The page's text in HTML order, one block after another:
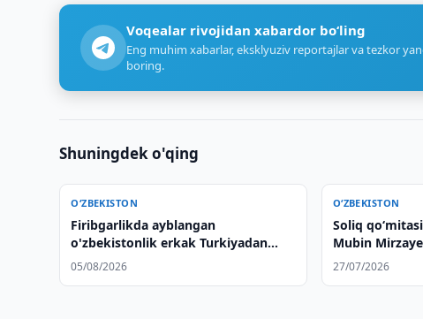
Voqealar rivojidan xabardor bo‘ling
Eng muhim xabarlar, eksklyuziv reportajlar va tezkor
boring.
Shuningdek o'qing
O‘ZBEKISTON
Firibgarlikda ayblangan
o'zbekistonlik erkak Turkiyadan
ekstraditsiya qilindi
05/08/2026
O‘ZBEKISTON
Soliq
Mubin
27/07/2026